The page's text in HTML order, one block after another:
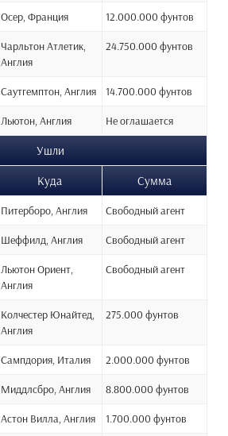
Осер, Франция 12.000.000 фунтов
Чарльтон Атлетик,
Англия
24.750.000 фунтов
Саутгемптон, Англия 14.700.000 фунтов
Льютон, Англия Не оглашается
Ушли
Куда Сумма
Питерборо, Англия Свободный агент
Шеффилд, Англия Свободный агент
Льютон Ориент,
Англия
Свободный агент
Колчестер Юнайтед,
Англия
275.000 фунтов
Сампдория, Италия 2.000.000 фунтов
Миддлсбро, Англия 8.800.000 фунтов
Астон Вилла, Англия 1.700.000 фунтов